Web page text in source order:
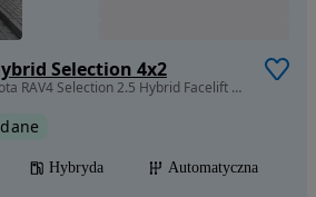
Selection 4x2
2487 cm3 • 218 KM • Toyota RAV4 Selection 2.5 Hybrid Facelift | 2022 | ASO Toyota | Cesja
Hybryda
Automatyczna